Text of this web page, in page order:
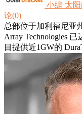
小编 太
论(0)
总部位于加利福尼亚
Array Technologies
目提供近1GW的